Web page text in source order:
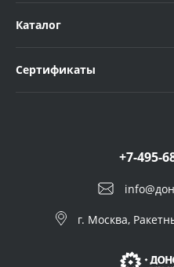
Каталог
Сертификаты
+7-495-
г. Москва,